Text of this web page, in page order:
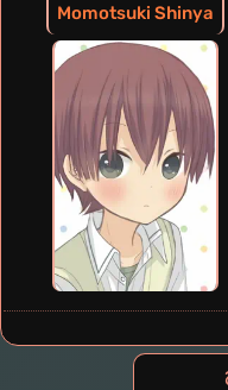
Momotsuki Shinya